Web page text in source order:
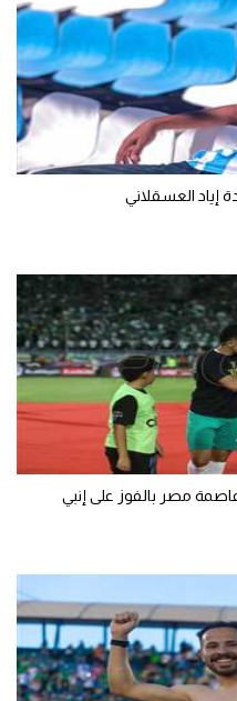
إياد العسقلاني
مصر بالفوز على إنبي